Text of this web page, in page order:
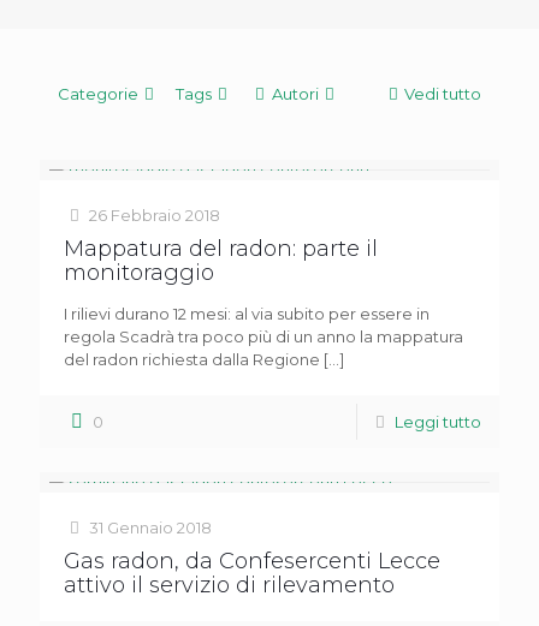
Categorie Tags Autori Vedi tutto
26 Febbraio 2018
Mappatura del radon: parte il
monitoraggio
I rilievi durano 12 mesi: al via subito per essere in
regola Scadrà tra poco più di un anno la mappatura
del radon richiesta dalla Regione […]
0 Leggi tutto
31 Gennaio 2018
Gas radon, da Confesercenti Lecce
attivo il servizio di rilevamento